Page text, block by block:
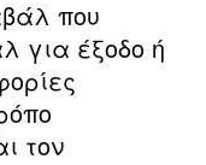
που
για έξοδο ή
τον